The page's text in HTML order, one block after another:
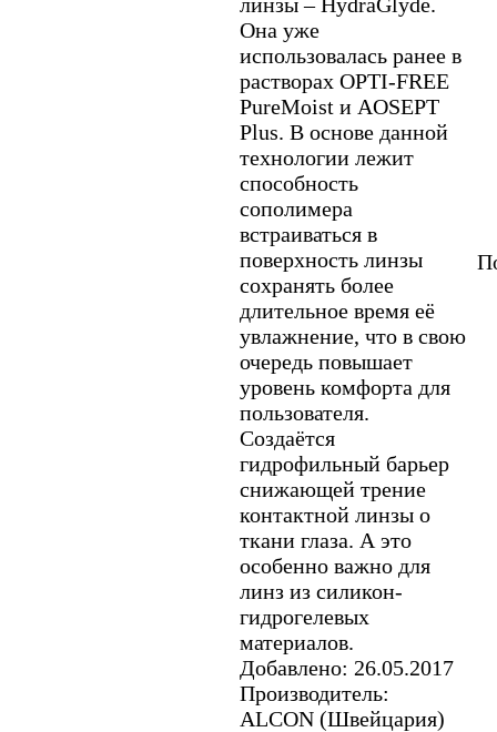
Она уже
использовалась ранее в
растворах OPTI-FREE
PureMoist и AOSEPT
Plus. В основе данной
технологии лежит
способность
сополимера
встраиваться в
поверхность линзы
сохранять более
длительное время её
увлажнение, что в свою
очередь повышает
уровень комфорта для
пользователя.
Создаётся
гидрофильный барьер
снижающей трение
контактной линзы о
ткани глаза. А это
особенно важно для
линз из силикон-
гидрогелевых
материалов.
Добавлено: 26.05.2017
Производитель:
ALCON (Швейцария)